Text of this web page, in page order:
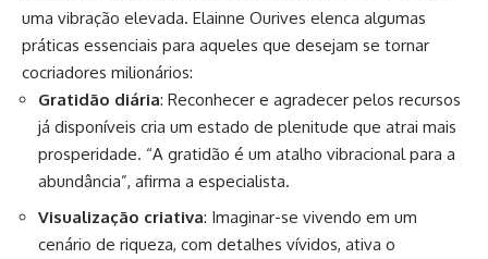
uma vibração elevada. Elainne Ourives elenca algumas
práticas essenciais para aqueles que desejam se tornar
cocriadores milionários:
Gratidão diária: Reconhecer e agradecer pelos recursos
já disponíveis cria um estado de plenitude que atrai mais
prosperidade. “A gratidão é um atalho vibracional para a
abundância”, afirma a especialista.
Visualização criativa: Imaginar-se vivendo em um
cenário de riqueza, com detalhes vívidos, ativa o